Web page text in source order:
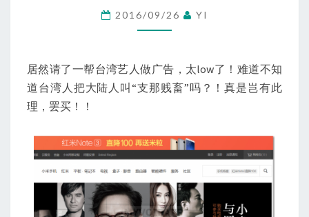
越
来
LOW
了！
2016/09/26 YI
居然请了一帮台湾艺人做广告，太low了！难道不知
道台湾人把大陆人叫“支那贱畜”吗？！真是岂有此
理，罢买！！